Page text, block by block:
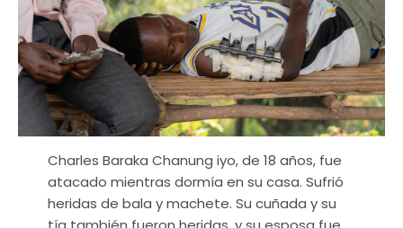
Charles Baraka Chanung iyo, de 18 años, fue
atacado mientras dormía en su casa. Sufrió
heridas de bala y machete. Su cuñada y su